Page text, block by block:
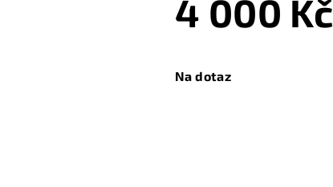
4 000 Kč
cena:
Na dotaz